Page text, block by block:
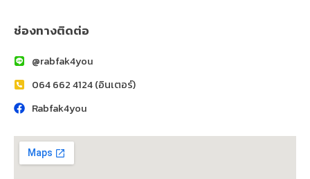
ช่องทางติดต่อ
@rabfak4you
064 662 4124 (อินเตอร์)
Rabfak4you